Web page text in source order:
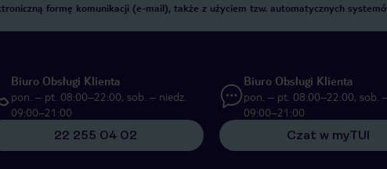
formę komunikacji (e-mail), także z użyciem tzw. automatycznych
Biuro Obsługi Klienta
pon. – pt. 08:00–22:00, sob. – niedz.
09:00–21:00
22 255 04 02
Biuro Obsługi Klienta
pon. – pt. 08:00–22:00, sob.
09:00–21:00
Czat w myTUI